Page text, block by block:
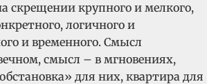
скрещении крупного и мелкого,
логичного и
и временного. Смысл
смысл – в мгновениях,
для них, квартира для